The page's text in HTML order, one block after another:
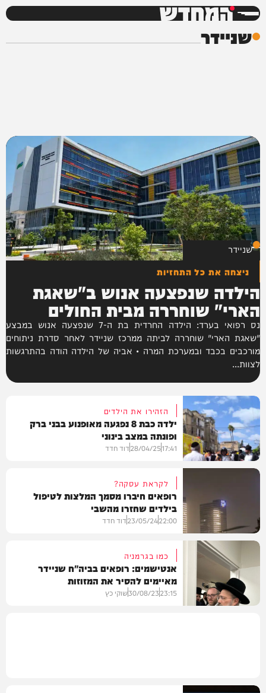
המחדש
שניידר
שניידר
ניצחה את כל התחזיות
הילדה שנפצעה אנוש ב"שאגת
הארי" שוחררה מבית החולים
נס רפואי בערד: הילדה החרדית בת ה-7 שנפצעה אנוש במבצע
"שאגת הארי" שוחררה לביתה ממרכז שניידר לאחר סדרת ניתוחים
מורכבים בכבד ובמערכת המרה • אביה של הילדה הודה בהתרגשות
לצוות...
חדשות
הזהירו את הילדים
ילדה כבת 8 נפגעה מאופנוע בבני ברק
ופונתה במצב בינוני
17:41
28/04/25דוד חדד
בארץ
לקראת עסקה?
רופאים חיברו מסמך המלצות לטיפול
בילדים שחזרו מהשבי
22:00
23/05/24דוד חדד
כמו בגרמניה
אנטישמים: רופאים בביה"ח שניידר
מאיימים להסיר את המזוזות
23:15
30/08/23שוקי כץ